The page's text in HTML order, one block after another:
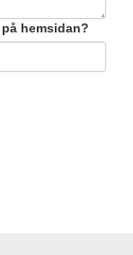
hemsidan?